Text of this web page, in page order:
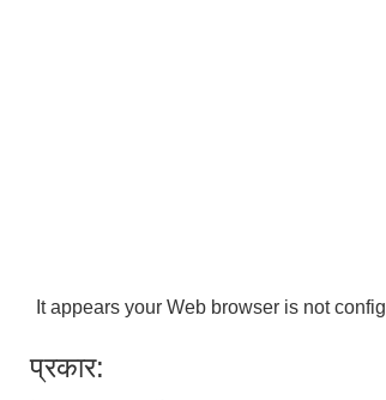
It appears your Web browser is not
प्रकार: